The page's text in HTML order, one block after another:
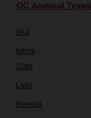
ОС Android Teyes
УАЗ
Infiniti
2DIN
Lada
Renault